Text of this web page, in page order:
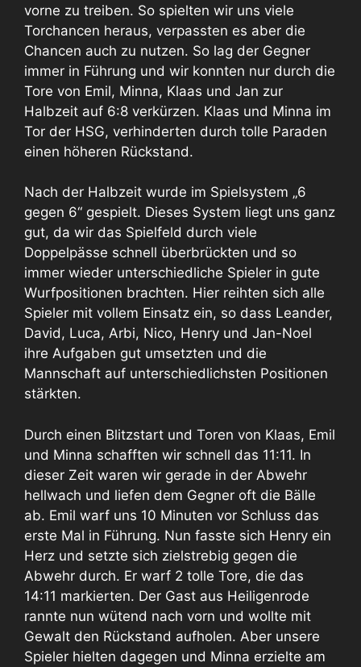
vorne zu treiben. So spielten wir uns viele
Torchancen heraus, verpassten es aber die
Chancen auch zu nutzen. So lag der Gegner
immer in Führung und wir konnten nur durch die
Tore von Emil, Minna, Klaas und Jan zur
Halbzeit auf 6:8 verkürzen. Klaas und Minna im
Tor der HSG, verhinderten durch tolle Paraden
einen höheren Rückstand.
Nach der Halbzeit wurde im Spielsystem „6
gegen 6“ gespielt. Dieses System liegt uns ganz
gut, da wir das Spielfeld durch viele
Doppelpässe schnell überbrückten und so
immer wieder unterschiedliche Spieler in gute
Wurfpositionen brachten. Hier reihten sich alle
Spieler mit vollem Einsatz ein, so dass Leander,
David, Luca, Arbi, Nico, Henry und Jan-Noel
ihre Aufgaben gut umsetzten und die
Mannschaft auf unterschiedlichsten Positionen
stärkten.
Durch einen Blitzstart und Toren von Klaas, Emil
und Minna schafften wir schnell das 11:11. In
dieser Zeit waren wir gerade in der Abwehr
hellwach und liefen dem Gegner oft die Bälle
ab. Emil warf uns 10 Minuten vor Schluss das
erste Mal in Führung. Nun fasste sich Henry ein
Herz und setzte sich zielstrebig gegen die
Abwehr durch. Er warf 2 tolle Tore, die das
14:11 markierten. Der Gast aus Heiligenrode
rannte nun wütend nach vorn und wollte mit
Gewalt den Rückstand aufholen. Aber unsere
Spieler hielten dagegen und Minna erzielte am